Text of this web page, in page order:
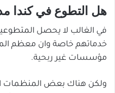
هل التطوع في كندا
في الغالب لا يحصل
خدماتهم خاصة وان معظم
مؤسسات غير ربحية.
ولكن هناك بعض المنظمات